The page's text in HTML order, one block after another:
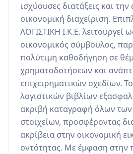
ισχύουσες διατάξεις και
οικονομική διαχείριση.
ΛΟΓΙΣΤΙΚΗ Ι.Κ.Ε. λειτουργεί
οικονομικός σύμβουλος,
πολύτιμη καθοδήγηση σε
χρηματοδοτήσεων και
επιχειρηματικών σχεδίων.
λογιστικών βιβλίων
ακριβή καταγραφή όλων
στοιχείων, προσφέροντας
ακρίβεια στην οικονομική
οντότητας. Με έμφαση στην